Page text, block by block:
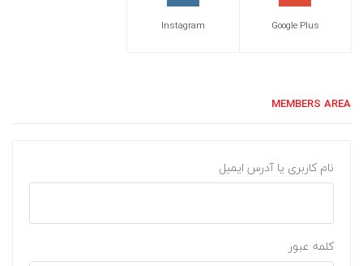
Google Plus
Instagram
MEMBERS AREA
نام کاربری یا آدرس ایمیل
کلمه عبور